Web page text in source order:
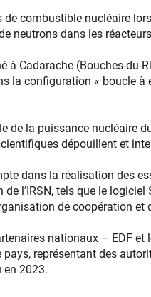
combustible nucléaire
neutrons dans les
à Cadarache (Bouches-du-
la configuration « boucle
de la puissance nucléaire
dépouillent et
dans la réalisation des
l’IRSN, tels que le logiciel
de coopération
nationaux – EDF
représentant des
en 2023.